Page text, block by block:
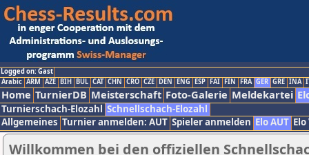
Logged on: Gast
Arabic ARM AZE BIH BUL CAT CHN CRO CZE DEN ENG ESP FAI FIN FRA GER GRE INA
Home TurnierDB Meisterschaft Foto-Galerie Meldekartei
Turnierschach-Elozahl Schnellschach-Elozahl
Allgemeines Turnier anmelden: AUT Spieler anmelden Elo AUT
Willkommen bei den offiziellen